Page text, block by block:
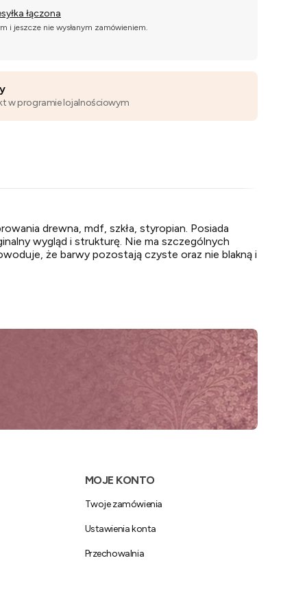
łączona
i jeszcze nie wysłanym zamówieniem.
w programie lojalnościowym
drewna, mdf, szkła, styropian. Posiada
wygląd i strukturę. Nie ma szczególnych
że barwy pozostają czyste oraz nie blakną i
MOJE KONTO
Twoje zamówienia
Ustawienia konta
Przechowalnia